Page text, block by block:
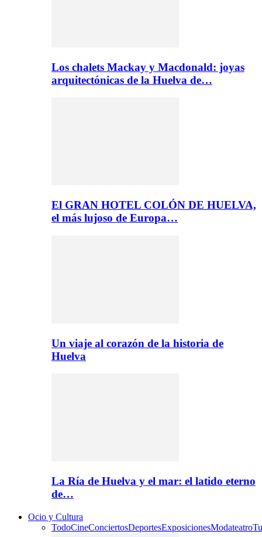
Los chalets Mackay y Macdonald: joyas
arquitectónicas de la Huelva de…
El GRAN HOTEL COLÓN DE HUELVA,
el más lujoso de Europa…
Un viaje al corazón de la historia de
Huelva
La Ría de Huelva y el mar: el latido eterno
de…
Ocio y Cultura
TodoCineConciertosDeportesExposicionesModateatro